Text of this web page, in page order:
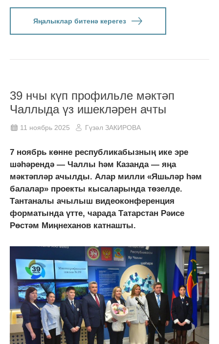
Яңалыклар битенә керегез
39 нчы күп профильле мәктәп
Чаллыда үз ишекләрен ачты
11 ноябрь 2025 Гүзәл ЗАКИРОВА
7 ноябрь көнне республикабызның ике эре
шәһәрендә — Чаллы һәм Казанда — яңа
мәктәпләр ачылды. Алар милли «Яшьләр һәм
балалар» проекты кысаларында төзелде.
Тантаналы ачылыш видеоконференция
форматында үтте, чарада Татарстан Рәисе
Рөстәм Миңнеханов катнашты.